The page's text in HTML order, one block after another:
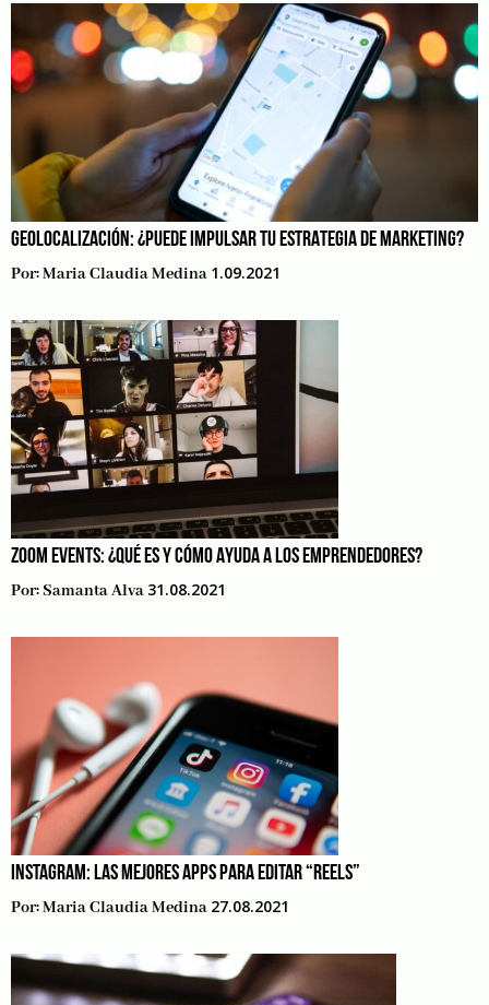
GEOLOCALIZACIÓN: ¿PUEDE IMPULSAR TU ESTRATEGIA DE MARKETING?
Por:Maria Claudia Medina 1.09.2021
ZOOM EVENTS: ¿QUÉ ES Y CÓMO AYUDA A LOS EMPRENDEDORES?
Por:Samanta Alva 31.08.2021
INSTAGRAM: LAS MEJORES APPS PARA EDITAR “REELS”
Por:Maria Claudia Medina 27.08.2021